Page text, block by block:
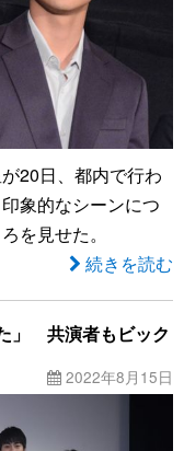
20日、都内で行わ
象的なシーンにつ
を見せた。
続きを読む
」 共演者もビック
2022年8月15日